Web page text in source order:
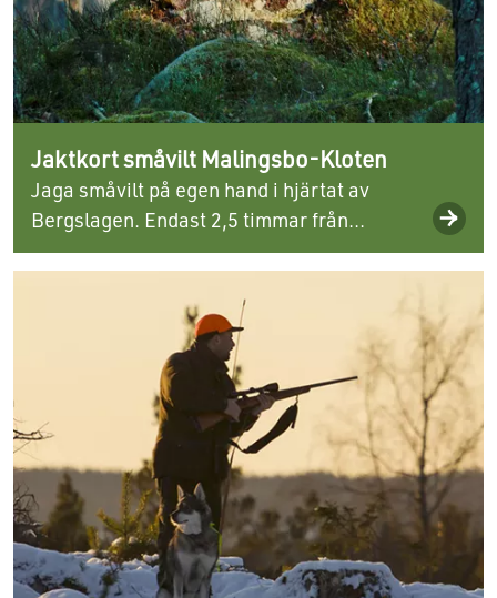
Jaktkort småvilt Malingsbo-Kloten
Jaga småvilt på egen hand i hjärtat av
Bergslagen. Endast 2,5 timmar från...